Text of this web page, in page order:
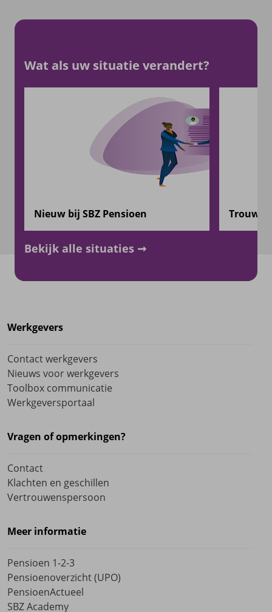
Wat als uw situatie verandert?
Nieuw bij SBZ Pensioen
Bekijk alle situaties
Werkgevers
Contact werkgevers
Nieuws voor werkgevers
Toolbox communicatie
Werkgeversportaal
Vragen of opmerkingen?
Contact
Klachten en geschillen
Vertrouwenspersoon
Meer informatie
Pensioen 1-2-3
Pensioenoverzicht (UPO)
PensioenActueel
SBZ Academy